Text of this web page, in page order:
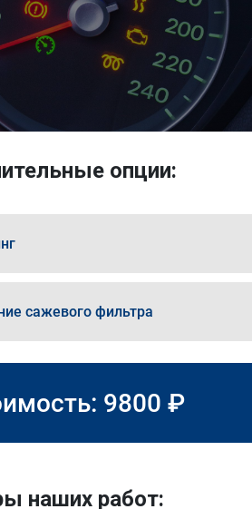
опции:
сажевого фильтра
9800 ₽
наших работ: